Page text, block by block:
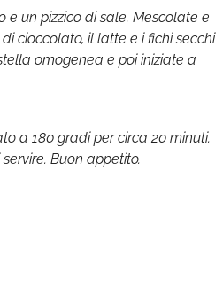
un pizzico di sale. Mescolate e
cioccolato, il latte e i fichi secchi
omogenea e poi iniziate a
a 180 gradi per circa 20 minuti.
Buon appetito.